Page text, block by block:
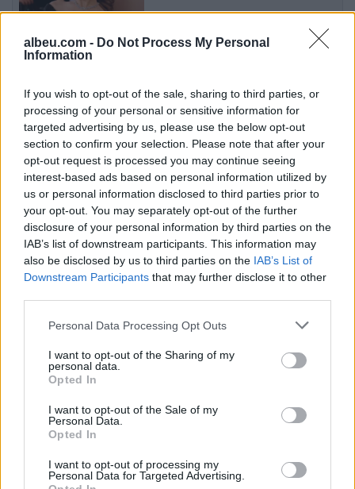
albeu.com - Do Not Process My Personal
Information
If you wish to opt-out of the sale, sharing to third parties, or
processing of your personal or sensitive information for
targeted advertising by us, please use the below opt-out
section to confirm your selection. Please note that after your
opt-out request is processed you may continue seeing
interest-based ads based on personal information utilized by
us or personal information disclosed to third parties prior to
your opt-out. You may separately opt-out of the further
disclosure of your personal information by third parties on the
IAB’s list of downstream participants. This information may
also be disclosed by us to third parties on the IAB’s List of
Downstream Participants that may further disclose it to other
Personal Data Processing Opt Outs
I want to opt-out of the Sharing of my
personal data.
Opted In
I want to opt-out of the Sale of my
Personal Data.
Opted In
I want to opt-out of processing my
Personal Data for Targeted Advertising.
impulsiv
Vanessa Paradis dhe
Esim for Global
for Turkey|Esim for Germany|Esim for Greece |